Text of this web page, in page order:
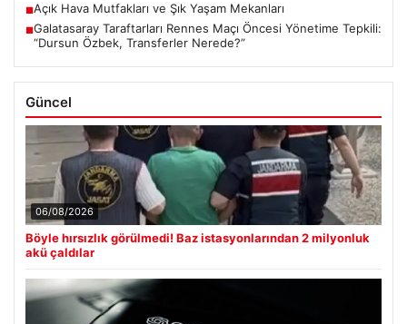
■Açık Hava Mutfakları ve Şık Yaşam Mekanları
■Galatasaray Taraftarları Rennes Maçı Öncesi Yönetime Tepkili:
“Dursun Özbek, Transferler Nerede?”
Güncel
06/08/2026
Böyle hırsızlık görülmedi! Baz istasyonlarından 2 milyonluk
akü çaldılar